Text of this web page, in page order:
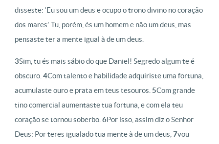
disseste: ‘Eu sou um deus e ocupo o trono divino no coração
dos mares’. Tu, porém, és um homem e não um deus, mas
pensaste ter a mente igual à de um deus.
3Sim, tu és mais sábio do que Daniel! Segredo algum te é
obscuro. 4Com talento e habilidade adquiriste uma fortuna,
acumulaste ouro e prata em teus tesouros. 5Com grande
tino comercial aumentaste tua fortuna, e com ela teu
coração se tornou soberbo. 6Por isso, assim diz o Senhor
Deus: Por teres igualado tua mente à de um deus, 7vou